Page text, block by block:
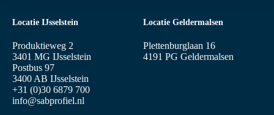
Locatie IJsselstein
Produktieweg 2
3401 MG IJsselstein
Postbus 97
3400 AB IJsselstein
+31 (0)30 6879 700
info@sabprofiel.nl
Locatie Geldermalsen
Plettenburglaan 16
4191 PG Geldermalsen